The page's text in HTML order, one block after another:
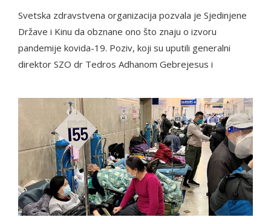
Svetska zdravstvena organizacija pozvala je Sjedinjene
Države i Kinu da obznane ono što znaju o izvoru
pandemije kovida-19. Poziv, koji su uputili generalni
direktor SZO dr Tedros Adhanom Gebrejesus i